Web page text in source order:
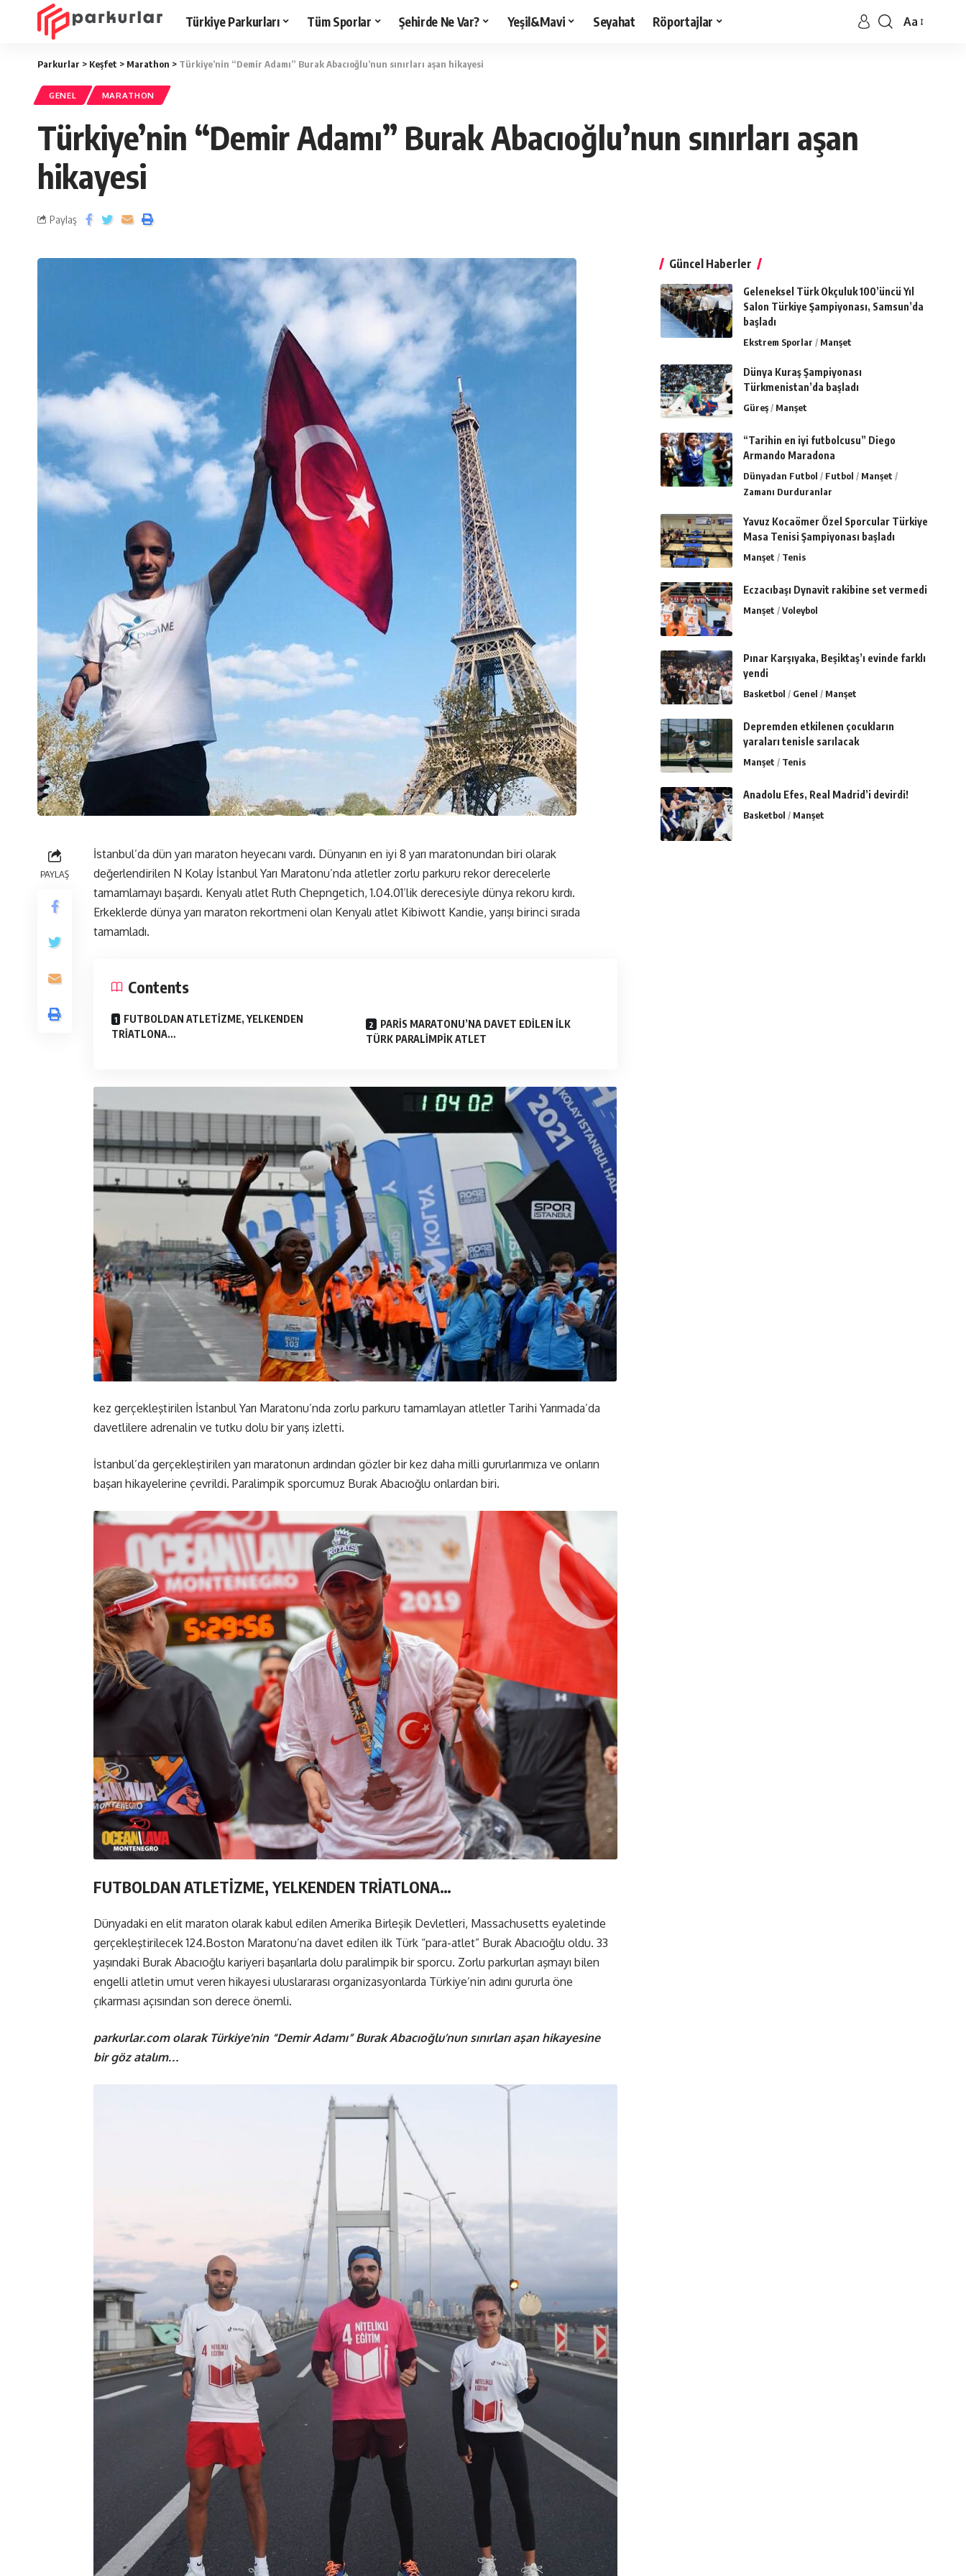
Türkiye Parkurları Tüm Sporlar Şehirde Ne Var? Yeşil&Mavi Seyahat Röportajlar Aa
Parkurlar > Keşfet > Marathon > Türkiye’nin “Demir Adamı” Burak Abacıoğlu’nun sınırları aşan hikayesi
GENEL MARATHON
Türkiye’nin “Demir Adamı” Burak Abacıoğlu’nun sınırları aşan
hikayesi
Paylaş
PAYLAŞ
İstanbul’da dün yarı maraton heyecanı vardı. Dünyanın en iyi 8 yarı maratonundan biri olarak
değerlendirilen N Kolay İstanbul Yarı Maratonu’nda atletler zorlu parkuru rekor derecelerle
tamamlamayı başardı. Kenyalı atlet Ruth Chepngetich, 1.04.01’lik derecesiyle dünya rekoru kırdı.
Erkeklerde dünya yarı maraton rekortmeni olan Kenyalı atlet Kibiwott Kandie, yarışı birinci sırada
tamamladı.
Contents
FUTBOLDAN ATLETİZME, YELKENDEN
TRİATLONA…
PARİS MARATONU’NA DAVET EDİLEN İLK
TÜRK PARALİMPİK ATLET
kez gerçekleştirilen İstanbul Yarı Maratonu’nda zorlu parkuru tamamlayan atletler Tarihi Yarımada’da
davetlilere adrenalin ve tutku dolu bir yarış izletti.
İstanbul’da gerçekleştirilen yarı maratonun ardından gözler bir kez daha milli gururlarımıza ve onların
başarı hikayelerine çevrildi. Paralimpik sporcumuz Burak Abacıoğlu onlardan biri.
FUTBOLDAN ATLETİZME, YELKENDEN TRİATLONA…
Dünyadaki en elit maraton olarak kabul edilen Amerika Birleşik Devletleri, Massachusetts eyaletinde
gerçekleştirilecek 124.Boston Maratonu’na davet edilen ilk Türk “para-atlet” Burak Abacıoğlu oldu. 33
yaşındaki Burak Abacıoğlu kariyeri başarılarla dolu paralimpik bir sporcu. Zorlu parkurları aşmayı bilen
engelli atletin umut veren hikayesi uluslararası organizasyonlarda Türkiye’nin adını gururla öne
çıkarması açısından son derece önemli.
parkurlar.com olarak Türkiye’nin “Demir Adamı” Burak Abacıoğlu’nun sınırları aşan hikayesine
bir göz atalım…
Güncel Haberler
Geleneksel Türk Okçuluk 100’üncü Yıl
Salon Türkiye Şampiyonası, Samsun’da
başladı
Ekstrem Sporlar Manşet
Dünya Kuraş Şampiyonası
Türkmenistan’da başladı
Güreş Manşet
“Tarihin en iyi futbolcusu” Diego
Armando Maradona
Dünyadan Futbol Futbol
Manşet
Zamanı Durduranlar
Yavuz Kocaömer Özel Sporcular Türkiye
Masa Tenisi Şampiyonası başladı
Manşet Tenis
Eczacıbaşı Dynavit rakibine set vermedi
Manşet Voleybol
Pınar Karşıyaka, Beşiktaş’ı evinde farklı
yendi
Basketbol Genel Manşet
Depremden etkilenen çocukların
yaraları tenisle sarılacak
Manşet Tenis
Anadolu Efes, Real Madrid’i devirdi!
Basketbol Manşet